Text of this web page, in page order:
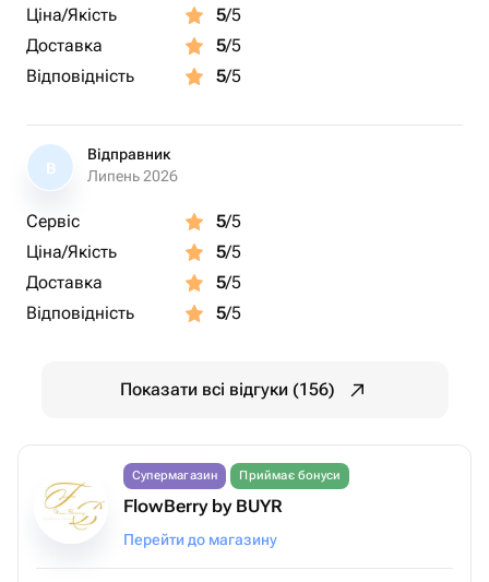
Ціна/Якість 5/5
Доставка
5/5
Відповідність
5/5
В
Відправник
Липень 2026
Сервіс 5/5
Ціна/Якість
5/5
Доставка
5/5
Відповідність
5/5
Показати всі відгуки (156)
Супермагазин Приймає бонуси
FlowBerry by BUYR
Перейти до магазину